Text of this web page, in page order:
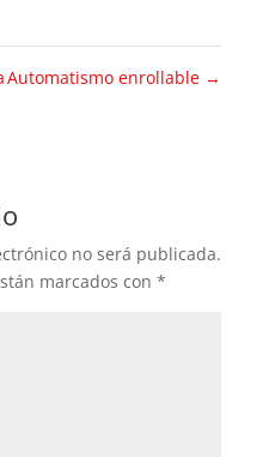
Automatismo enrollable →
no será publicada.
marcados con *